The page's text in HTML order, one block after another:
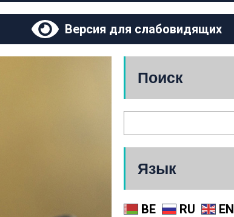
Версия для слабовидящих
Поиск
Язык
BE RU EN